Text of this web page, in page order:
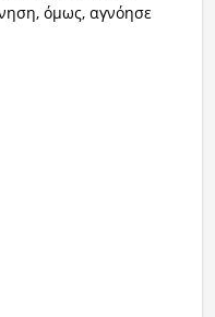
όμως, αγνόησε